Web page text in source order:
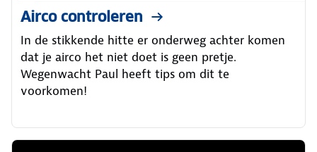
Airco controleren
In de stikkende hitte er onderweg achter komen
dat je airco het niet doet is geen pretje.
Wegenwacht Paul heeft tips om dit te
voorkomen!